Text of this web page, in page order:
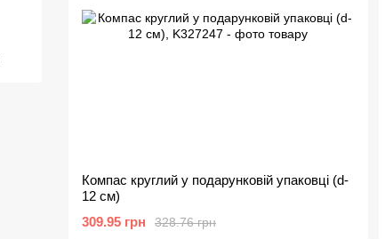
Компас круглий у подарунковій упаковці (d-
12 см)
328.76 грн
309.95 грн